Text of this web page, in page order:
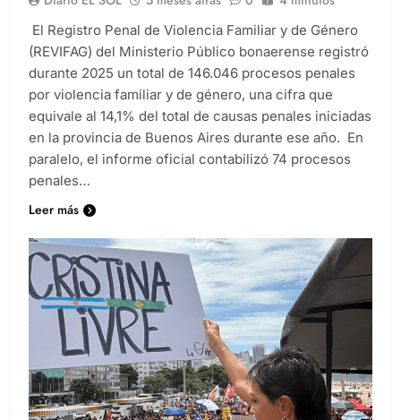
El Registro Penal de Violencia Familiar y de Género
(REVIFAG) del Ministerio Público bonaerense registró
durante 2025 un total de 146.046 procesos penales
por violencia familiar y de género, una cifra que
equivale al 14,1% del total de causas penales iniciadas
en la provincia de Buenos Aires durante ese año. En
paralelo, el informe oficial contabilizó 74 procesos
penales…
Leer más